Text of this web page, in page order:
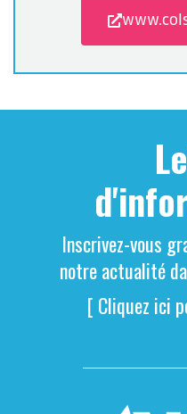
Inscrivez-vous
notre actualité
[ Cliquez ici